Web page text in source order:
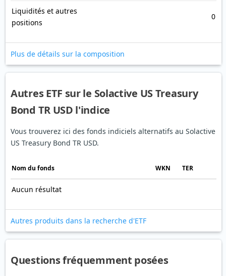
Liquidités et autres
positions
0
Plus de détails sur la composition
Autres ETF sur le Solactive US Treasury
Bond TR USD l'indice
Vous trouverez ici des fonds indiciels alternatifs au Solactive
US Treasury Bond TR USD.
Nom du fonds WKN TER
Aucun résultat
Autres produits dans la recherche d'ETF
Questions fréquemment posées